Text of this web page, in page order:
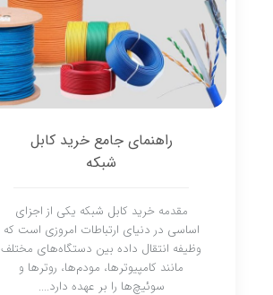
راهنمای جامع خرید کابل
شبکه
مقدمه خرید کابل شبکه یکی از اجزای
اساسی در دنیای ارتباطات امروزی است که
وظیفه انتقال داده بین دستگاه‌های مختلف
مانند کامپیوترها، مودم‌ها، روترها و
سوئیچ‌ها را بر عهده دارد....